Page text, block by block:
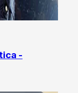
-